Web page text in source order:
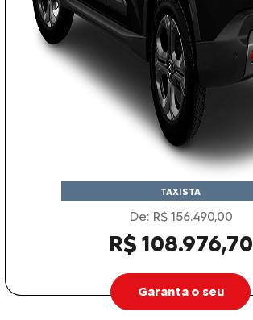
TAXISTA
De: R$ 156.490,00
R$ 108.976,70
Garanta o seu